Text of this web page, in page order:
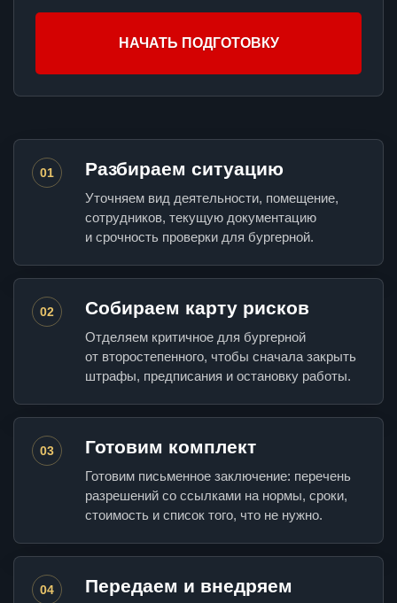
НАЧАТЬ ПОДГОТОВКУ
01 Разбираем ситуацию
Уточняем вид деятельности, помещение,
сотрудников, текущую документацию
и срочность проверки для бургерной.
02 Собираем карту рисков
Отделяем критичное для бургерной
от второстепенного, чтобы сначала закрыть
штрафы, предписания и остановку работы.
03 Готовим комплект
Готовим письменное заключение: перечень
разрешений со ссылками на нормы, сроки,
стоимость и список того, что не нужно.
04 Передаем и внедряем